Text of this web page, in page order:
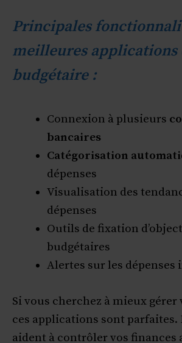
Principales
meilleures applications
budgétaire :
Connexion à plusieurs
bancaires
Catégorisation
dépenses
Visualisation des
dépenses
Outils de fixation
budgétaires
Alertes sur les
Si vous cherchez à mieux gérer
ces applications sont parfaites.
aident à contrôler vos finances